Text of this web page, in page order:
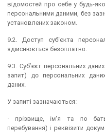
відомостей про себе у будь-
персональними даними, без
установлених законом.
9.2. Доступ суб'єкта
здійснюється безоплатно.
9.3. Суб’єкт персональних
запит) до персональних
даних.
У запиті зазначаються:
· прізвище, ім'я та по
перебування) і реквізити